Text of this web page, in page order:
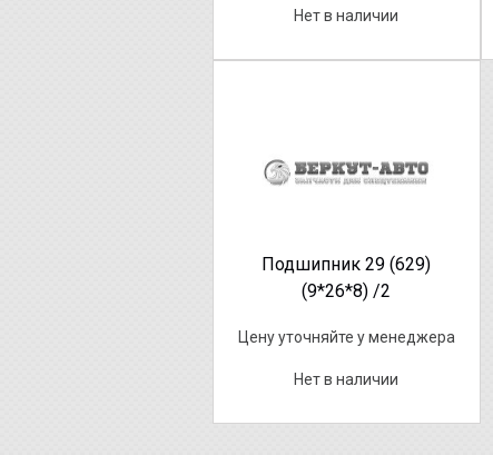
Нет в наличии
Подшипник 29 (629)
(9*26*8) /2
Цену уточняйте у менеджера
Нет в наличии